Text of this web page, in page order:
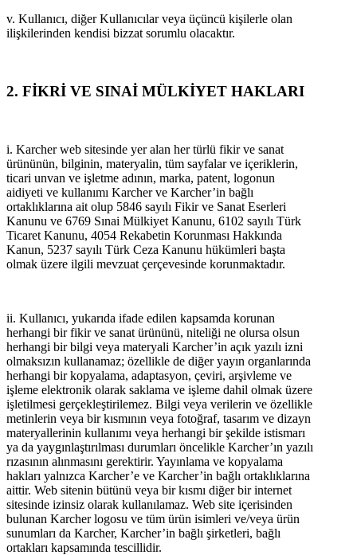
v. Kullanıcı, diğer Kullanıcılar veya üçüncü kişilerle olan
ilişkilerinden kendisi bizzat sorumlu olacaktır.
2. FİKRİ VE SINAİ MÜLKİYET HAKLARI
i. Karcher web sitesinde yer alan her türlü fikir ve sanat
ürününün, bilginin, materyalin, tüm sayfalar ve içeriklerin,
ticari unvan ve işletme adının, marka, patent, logonun
aidiyeti ve kullanımı Karcher ve Karcher’in bağlı
ortaklıklarına ait olup 5846 sayılı Fikir ve Sanat Eserleri
Kanunu ve 6769 Sınai Mülkiyet Kanunu, 6102 sayılı Türk
Ticaret Kanunu, 4054 Rekabetin Korunması Hakkında
Kanun, 5237 sayılı Türk Ceza Kanunu hükümleri başta
olmak üzere ilgili mevzuat çerçevesinde korunmaktadır.
ii. Kullanıcı, yukarıda ifade edilen kapsamda korunan
herhangi bir fikir ve sanat ürününü, niteliği ne olursa olsun
herhangi bir bilgi veya materyali Karcher’in açık yazılı izni
olmaksızın kullanamaz; özellikle de diğer yayın organlarında
herhangi bir kopyalama, adaptasyon, çeviri, arşivleme ve
işleme elektronik olarak saklama ve işleme dahil olmak üzere
işletilmesi gerçekleştirilemez. Bilgi veya verilerin ve özellikle
metinlerin veya bir kısmının veya fotoğraf, tasarım ve dizayn
materyallerinin kullanımı veya herhangi bir şekilde istismarı
ya da yaygınlaştırılması durumları öncelikle Karcher’ın yazılı
rızasının alınmasını gerektirir. Yayınlama ve kopyalama
hakları yalnızca Karcher’e ve Karcher’in bağlı ortaklıklarına
aittir. Web sitenin bütünü veya bir kısmı diğer bir internet
sitesinde izinsiz olarak kullanılamaz. Web site içerisinden
bulunan Karcher logosu ve tüm ürün isimleri ve/veya ürün
sunumları da Karcher, Karcher’in bağlı şirketleri, bağlı
ortakları kapsamında tescillidir.